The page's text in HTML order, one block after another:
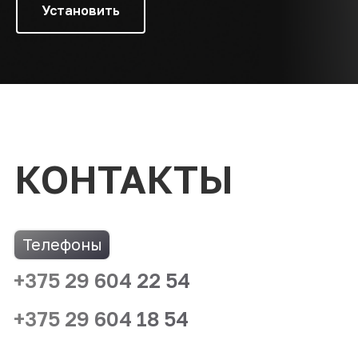
Установить
ПРОДАЖА
Грузопассажирские авто
Авто с рефрежиратором
specautoconstr@gmail.com
УНН 193276846